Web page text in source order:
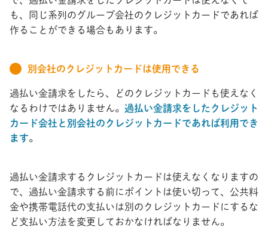
も、同じ系列のグループ会社のクレジットカードであれば
作ることができる場合もあります。
別会社のクレジットカードは使用できる
過払い金請求をしたら、どのクレジットカードも使えなく
なるわけではありません。 過払い金請求をしたクレジット
カード会社と別会社のクレジットカードであれば利用でき
ます。
過払い金請求するクレジットカードは使えなくなりますの
で、過払い金請求する前にポイントは使い切って、公共料
金や携帯電話代の支払いは別のクレジットカードにするな
ど支払い方法を変更しておかなければなりません。